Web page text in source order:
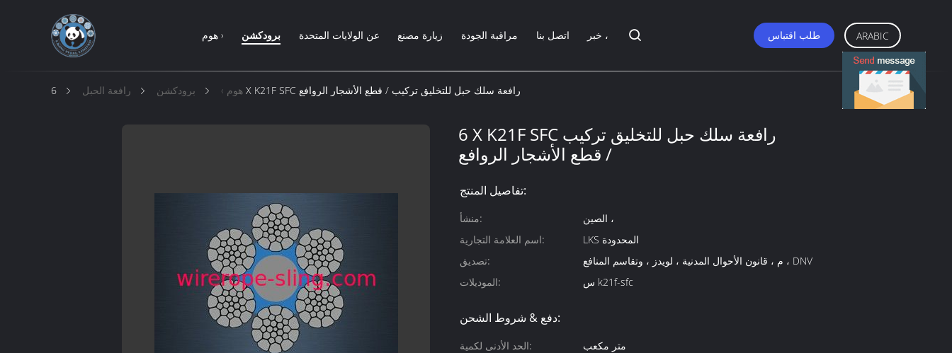
هوم › برودكشن عن الولايات المتحدة زيارة مصنع مراقبة الجودة اتصل بنا خبر ، طلب اقتباس ARABIC
هوم › برودكشن رافعة الحبل 6 X K21F SFC رافعة سلك حبل للتخليق تركيب / قطع الأشجار الروافع
6 X K21F SFC رافعة سلك حبل للتخليق تركيب
/ قطع الأشجار الروافع
تفاصيل المنتج:
منشأ:
الصين ،
اسم العلامة التجارية:
LKS المحدودة
تصديق:
م ، قانون الأحوال المدنية ، لويدز ، وتقاسم المنافع ، DNV
الموديلات:
س k21f-sfc
دفع & شروط الشحن:
الحد الأدنى لكمية:
متر مكعب